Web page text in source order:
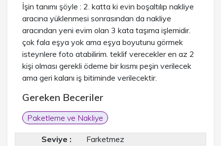
İşin tanımı şöyle : 2. katta ki evin boşaltılıp nakliye
aracına yüklenmesi sonrasından da nakliye
aracından yeni evim olan 3 kata taşıma işlemidir.
çok fala eşya yok ama eşya boyutunu görmek
isteynlere foto atabilirim. teklif verecekler en az 2
kişi olması gerekli ödeme bir kısmı peşin verilecek
ama geri kalanı iş bitiminde verilecektir.
Gereken Beceriler
Paketleme ve Nakliye
Seviye :
Farketmez